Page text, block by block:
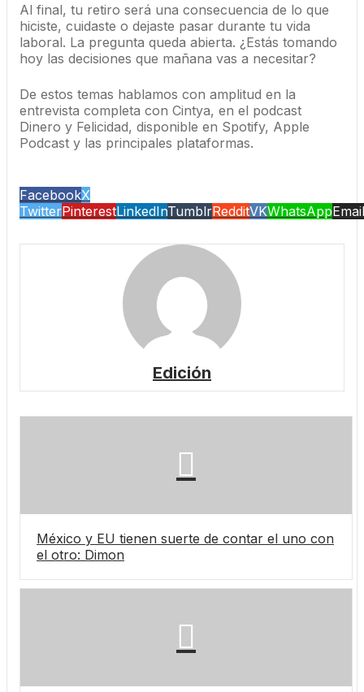
Al final, tu retiro será una consecuencia de lo que
hiciste, cuidaste o dejaste pasar durante tu vida
laboral. La pregunta queda abierta. ¿Estás tomando
hoy las decisiones que mañana vas a necesitar?
De estos temas hablamos con amplitud en la
entrevista completa con Cintya, en el podcast
Dinero y Felicidad, disponible en Spotify, Apple
Podcast y las principales plataformas.
FacebookX
TwitterPinterestLinkedInTumblrRedditVKWhatsAppEmail
Edición
México y EU tienen suerte de contar el uno con
el otro: Dimon